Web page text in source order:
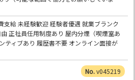
支給 未経験歓迎 経験者優遇 就業ブランク
正社員任用制度あり 屋内分煙（喫煙室あ
ティブあり 履歴書不要 オンライン面接が
v045219